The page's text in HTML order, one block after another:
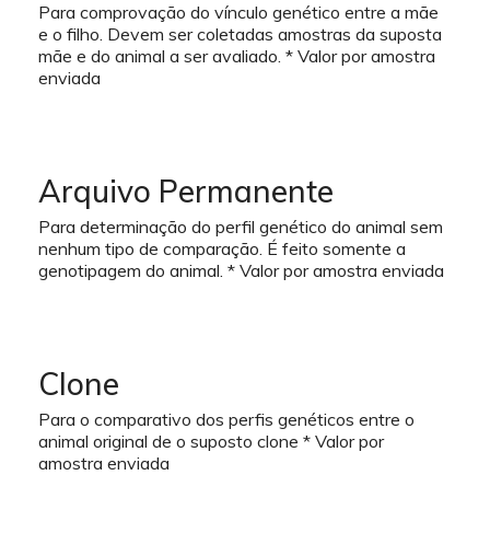
Para comprovação do vínculo genético entre a mãe
e o filho. Devem ser coletadas amostras da suposta
mãe e do animal a ser avaliado. * Valor por amostra
enviada
Arquivo Permanente
Para determinação do perfil genético do animal sem
nenhum tipo de comparação. É feito somente a
genotipagem do animal. * Valor por amostra enviada
Clone
Para o comparativo dos perfis genéticos entre o
animal original de o suposto clone * Valor por
amostra enviada